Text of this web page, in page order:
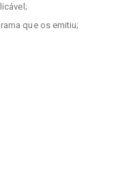
que os emitiu;